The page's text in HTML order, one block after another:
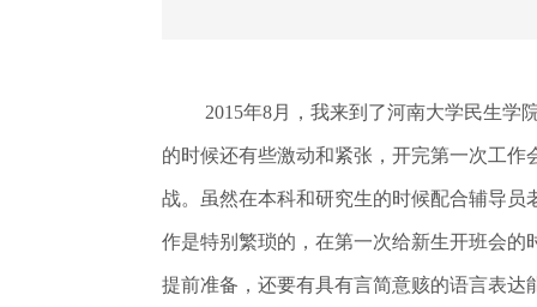
2015年8月，我来到了河南大学民生学
的时候还有些激动和紧张，开完第一次工
战。虽然在本科和研究生的时候配合辅导
作是特别繁琐的，在第一次给新生开班会的
提前准备，还要有具有言简意赅的语言表